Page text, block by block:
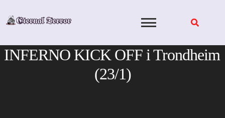
INFERNO KICK OFF i Trondheim
(23/1)